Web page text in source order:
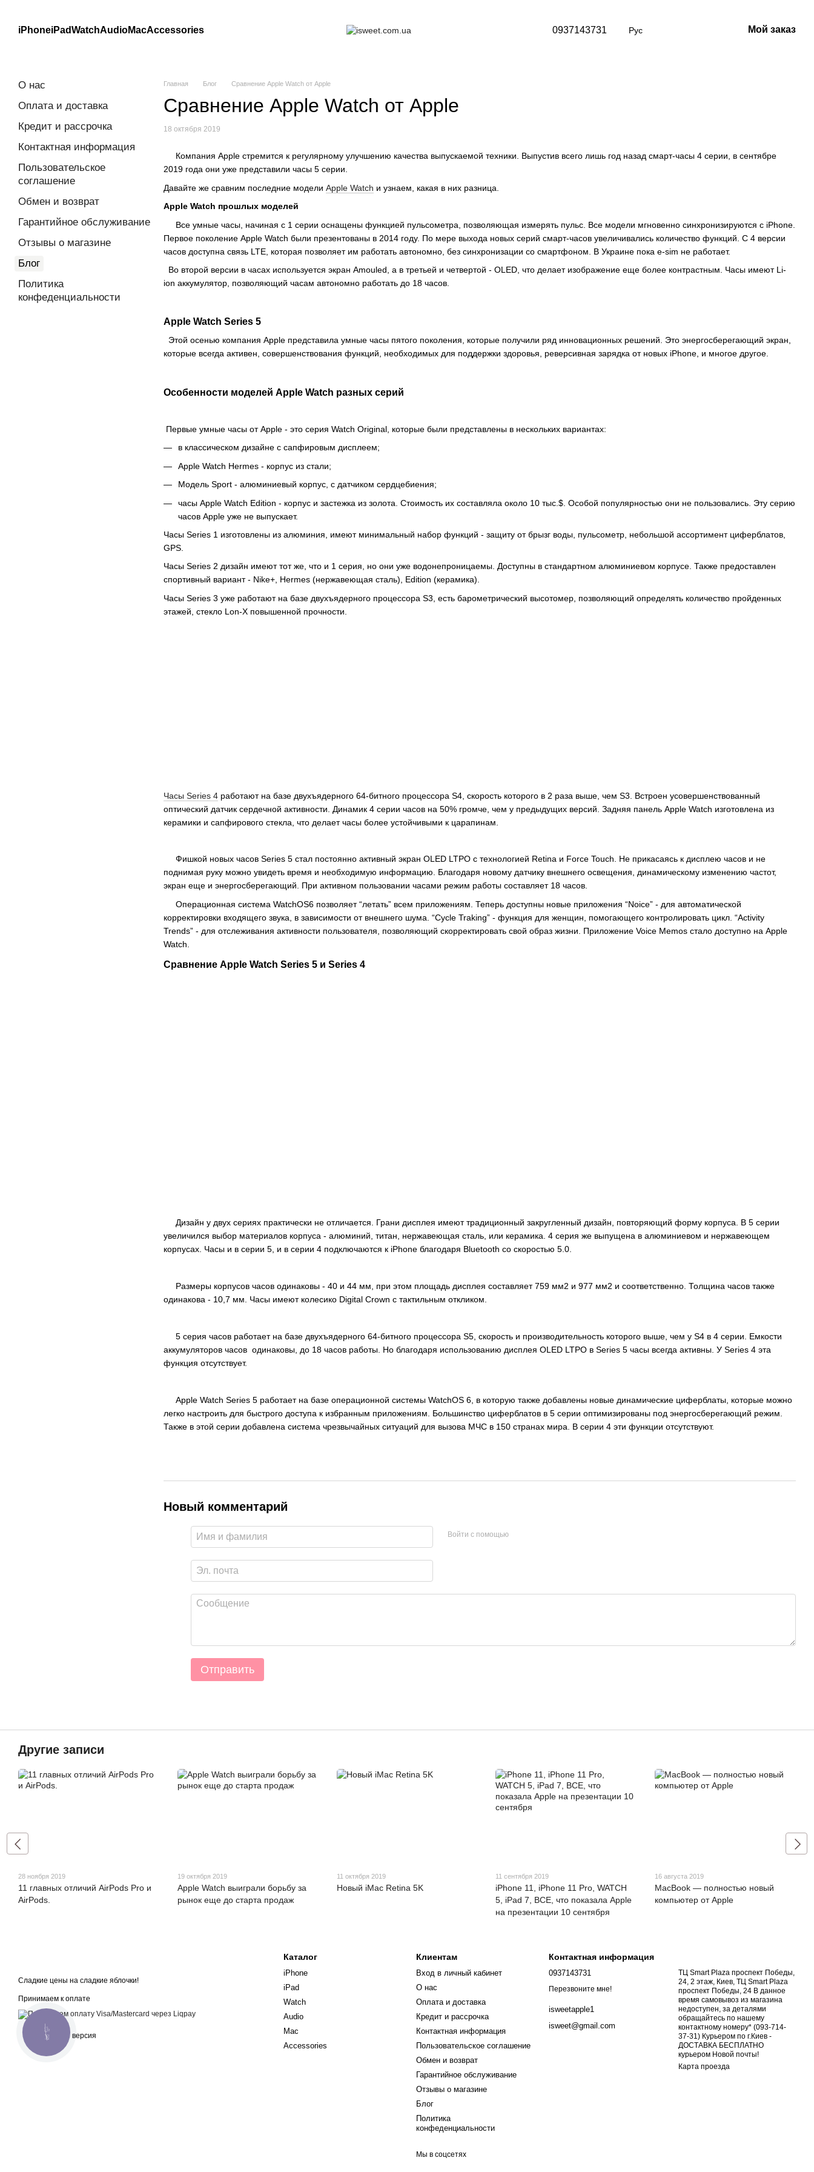
iPhoneiPadWatchAudioMacAccessories 0937143731 Рус Мой заказ
Главная Блог Сравнение Apple Watch от Apple
Сравнение Apple Watch от Apple
18 октября 2019
Компания Apple стремится к регулярному улучшению качества выпускаемой техники. Выпустив всего лишь год назад смарт-часы 4 серии, в сентябре
2019 года они уже представили часы 5 серии.
Давайте же сравним последние модели Apple Watch и узнаем, какая в них разница.
Apple Watch прошлых моделей
Все умные часы, начиная с 1 серии оснащены функцией пульсометра, позволяющая измерять пульс. Все модели мгновенно синхронизируются с iPhone.
Первое поколение Apple Watch были презентованы в 2014 году. По мере выхода новых серий смарт-часов увеличивались количество функций. С 4 версии
часов доступна связь LTE, которая позволяет им работать автономно, без синхронизации со смартфоном. В Украине пока e-sim не работает.
Во второй версии в часах используется экран Amouled, а в третьей и четвертой - OLED, что делает изображение еще более контрастным. Часы имеют Li-
ion аккумулятор, позволяющий часам автономно работать до 18 часов.
Apple Watch Series 5
Этой осенью компания Apple представила умные часы пятого поколения, которые получили ряд инновационных решений. Это энергосберегающий экран,
которые всегда активен, совершенствования функций, необходимых для поддержки здоровья, реверсивная зарядка от новых iPhone, и многое другое.
Особенности моделей Apple Watch разных серий
Первые умные часы от Apple - это серия Watch Original, которые были представлены в нескольких вариантах:
в классическом дизайне с сапфировым дисплеем;
Apple Watch Hermes - корпус из стали;
Модель Sport - алюминиевый корпус, с датчиком сердцебиения;
часы Apple Watch Edition - корпус и застежка из золота. Стоимость их составляла около 10 тыс.$. Особой популярностью они не пользовались. Эту серию
часов Apple уже не выпускает.
Часы Series 1 изготовлены из алюминия, имеют минимальный набор функций - защиту от брызг воды, пульсометр, небольшой ассортимент циферблатов,
GPS.
Часы Series 2 дизайн имеют тот же, что и 1 серия, но они уже водонепроницаемы. Доступны в стандартном алюминиевом корпусе. Также предоставлен
спортивный вариант - Nike+, Hermes (нержавеющая сталь), Edition (керамика).
Часы Series 3 уже работают на базе двухъядерного процессора S3, есть барометрический высотомер, позволяющий определять количество пройденных
этажей, стекло Lon-X повышенной прочности.
Часы Series 4 работают на базе двухъядерного 64-битного процессора S4, скорость которого в 2 раза выше, чем S3. Встроен усовершенствованный
оптический датчик сердечной активности. Динамик 4 серии часов на 50% громче, чем у предыдущих версий. Задняя панель Apple Watch изготовлена из
керамики и сапфирового стекла, что делает часы более устойчивыми к царапинам.
Фишкой новых часов Series 5 стал постоянно активный экран OLED LTPO с технологией Retina и Force Touch. Не прикасаясь к дисплею часов и не
поднимая руку можно увидеть время и необходимую информацию. Благодаря новому датчику внешнего освещения, динамическому изменению частот,
экран еще и энергосберегающий. При активном пользовании часами режим работы составляет 18 часов.
Операционная система WatchOS6 позволяет “летать” всем приложениям. Теперь доступны новые приложения “Noice” - для автоматической
корректировки входящего звука, в зависимости от внешнего шума. “Cycle Traking” - функция для женщин, помогающего контролировать цикл. “Activity
Trends” - для отслеживания активности пользователя, позволяющий скорректировать свой образ жизни. Приложение Voice Memos стало доступно на Apple
Watch.
Сравнение Apple Watch Series 5 и Series 4
Дизайн у двух сериях практически не отличается. Грани дисплея имеют традиционный закругленный дизайн, повторяющий форму корпуса. В 5 серии
увеличился выбор материалов корпуса - алюминий, титан, нержавеющая сталь, или керамика. 4 серия же выпущена в алюминиевом и нержавеющем
корпусах. Часы и в серии 5, и в серии 4 подключаются к iPhone благодаря Bluetooth со скоростью 5.0.
Размеры корпусов часов одинаковы - 40 и 44 мм, при этом площадь дисплея составляет 759 мм2 и 977 мм2 и соответственно. Толщина часов также
одинакова - 10,7 мм. Часы имеют колесико Digital Crown с тактильным откликом.
5 серия часов работает на базе двухъядерного 64-битного процессора S5, скорость и производительность которого выше, чем у S4 в 4 серии. Емкости
аккумуляторов часов одинаковы, до 18 часов работы. Но благодаря использованию дисплея OLED LTPO в Series 5 часы всегда активны. У Series 4 эта
функция отсутствует.
Apple Watch Series 5 работает на базе операционной системы WatchOS 6, в которую также добавлены новые динамические циферблаты, которые можно
легко настроить для быстрого доступа к избранным приложениям. Большинство циферблатов в 5 серии оптимизированы под энергосберегающий режим.
Также в этой серии добавлена система чрезвычайных ситуаций для вызова МЧС в 150 странах мира. В серии 4 эти функции отсутствуют.
Новый комментарий
Войти с помощью
Отправить
О нас
Оплата и доставка
Кредит и рассрочка
Контактная информация
Пользовательское
соглашение
Обмен и возврат
Гарантийное обслуживание
Отзывы о магазине
Блог
Политика
конфеденциальности
Другие записи
28 ноября 2019
11 главных отличий AirPods Pro и
AirPods.
19 октября 2019
Apple Watch выиграли борьбу за
рынок еще до старта продаж
11 октября 2019
Новый iMac Retina 5K
11 сентября 2019
iPhone 11, iPhone 11 Pro, WATCH
5, iPad 7, ВСЕ, что показала Apple
на презентации 10 сентября
16 августа 2019
MacBook — полностью новый
компьютер от Apple
Сладкие цены на сладкие яблочки!
Принимаем к оплате
Мобильная версия
Каталог
iPhone
iPad
Watch
Audio
Mac
Accessories
Клиентам
Вход в личный кабинет
О нас
Оплата и доставка
Кредит и рассрочка
Контактная информация
Пользовательское соглашение
Обмен и возврат
Гарантийное обслуживание
Отзывы о магазине
Блог
Политика
конфеденциальности
Мы в соцсетях
Контактная информация
0937143731
Перезвоните мне!
isweetapple1
isweet@gmail.com
ТЦ Smart Plaza проспект Победы,
24, 2 этаж, Киев, ТЦ Smart Plaza
проспект Победы, 24 В данное
время самовывоз из магазина
недоступен, за деталями
обращайтесь по нашему
контактному номеру* (093-714-
37-31) Курьером по г.Киев -
ДОСТАВКА БЕСПЛАТНО
курьером Новой почты!
Карта проезда
КНОПКА
СВЯЗИ